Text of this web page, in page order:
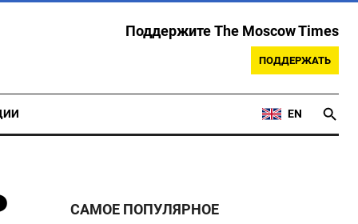
Поддержите The Moscow Times
ПОДДЕРЖАТЬ
EN
САМОЕ ПОПУЛЯРНОЕ